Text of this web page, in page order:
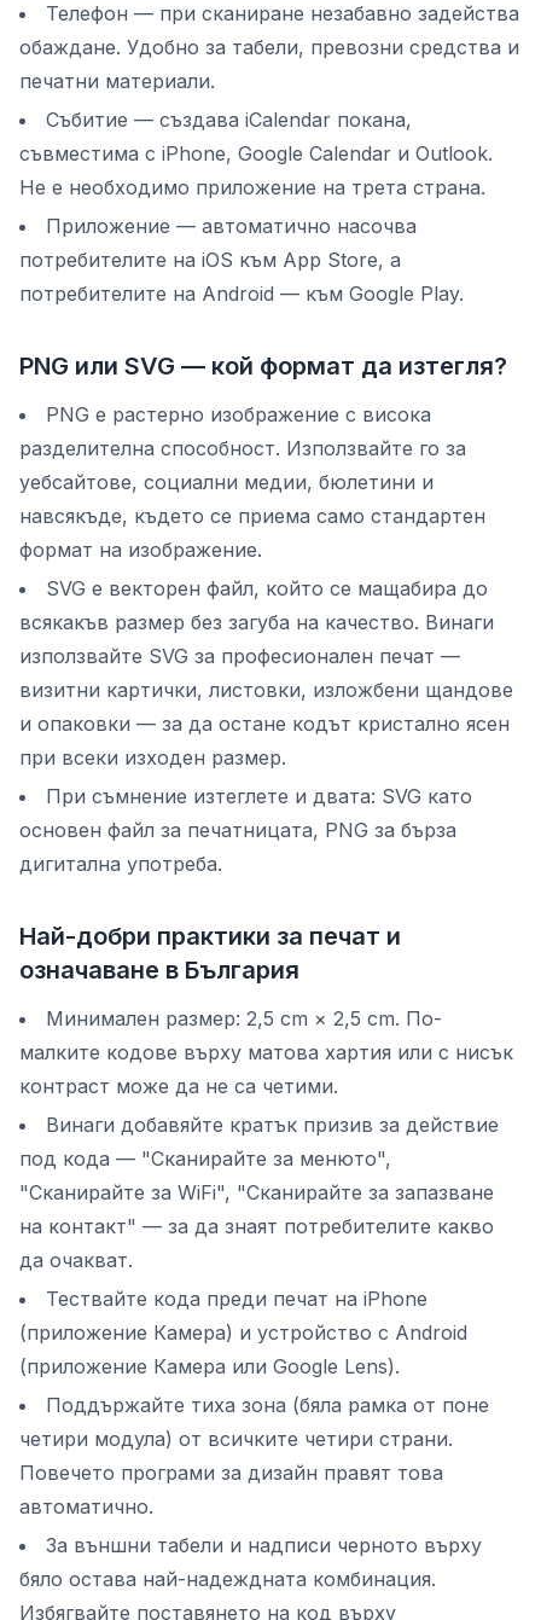
Телефон — при сканиране незабавно задейства
обаждане. Удобно за табели, превозни средства и
печатни материали.
Събитие — създава iCalendar покана,
съвместима с iPhone, Google Calendar и Outlook.
Не е необходимо приложение на трета страна.
Приложение — автоматично насочва
потребителите на iOS към App Store, а
потребителите на Android — към Google Play.
PNG или SVG — кой формат да изтегля?
PNG е растерно изображение с висока
разделителна способност. Използвайте го за
уебсайтове, социални медии, бюлетини и
навсякъде, където се приема само стандартен
формат на изображение.
SVG е векторен файл, който се мащабира до
всякакъв размер без загуба на качество. Винаги
използвайте SVG за професионален печат —
визитни картички, листовки, изложбени щандове
и опаковки — за да остане кодът кристално ясен
при всеки изходен размер.
При съмнение изтеглете и двата: SVG като
основен файл за печатницата, PNG за бърза
дигитална употреба.
Най-добри практики за печат и
означаване в България
Минимален размер: 2,5 cm × 2,5 cm. По-
малките кодове върху матова хартия или с нисък
контраст може да не са четими.
Винаги добавяйте кратък призив за действие
под кода — "Сканирайте за менюто",
"Сканирайте за WiFi", "Сканирайте за запазване
на контакт" — за да знаят потребителите какво
да очакват.
Тествайте кода преди печат на iPhone
(приложение Камера) и устройство с Android
(приложение Камера или Google Lens).
Поддържайте тиха зона (бяла рамка от поне
четири модула) от всичките четири страни.
Повечето програми за дизайн правят това
автоматично.
За външни табели и надписи черното върху
бяло остава най-надеждната комбинация.
Избягвайте поставянето на код върху